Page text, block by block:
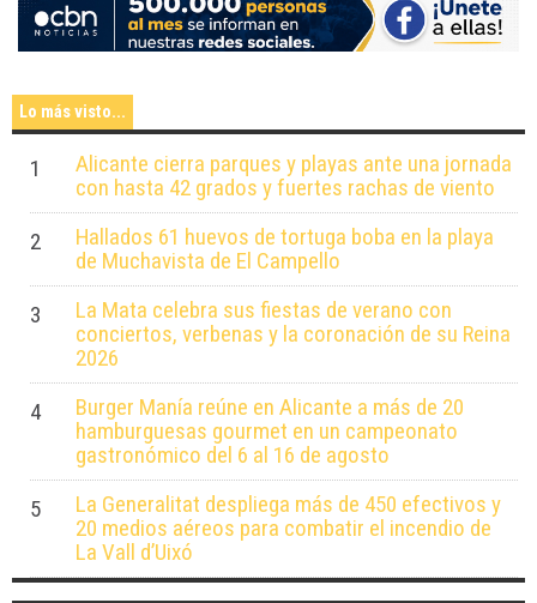
Lo más visto...
1
Alicante cierra parques y playas ante una jornada
con hasta 42 grados y fuertes rachas de viento
2
Hallados 61 huevos de tortuga boba en la playa
de Muchavista de El Campello
3
La Mata celebra sus fiestas de verano con
conciertos, verbenas y la coronación de su Reina
2026
4
Burger Manía reúne en Alicante a más de 20
hamburguesas gourmet en un campeonato
gastronómico del 6 al 16 de agosto
5
La Generalitat despliega más de 450 efectivos y
20 medios aéreos para combatir el incendio de
La Vall d’Uixó